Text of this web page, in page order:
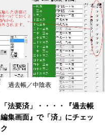
過去帳／中陰表
「法要済」・・・・『過去帳
編集画面』で「済」にチェッ
ク